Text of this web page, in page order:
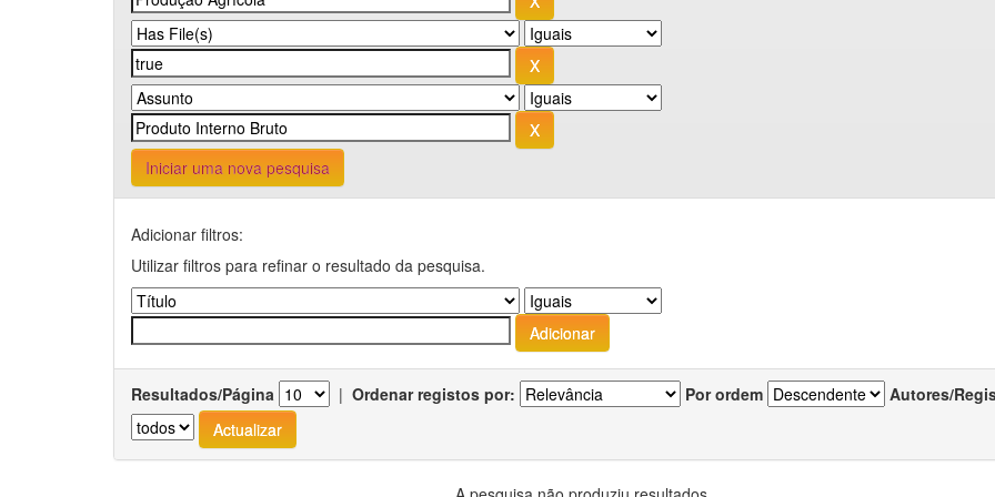
Iniciar uma nova pesquisa
Adicionar filtros:
Utilizar filtros para refinar o resultado da pesquisa.
Resultados/Página | Ordenar registos por: Por ordem Autores/